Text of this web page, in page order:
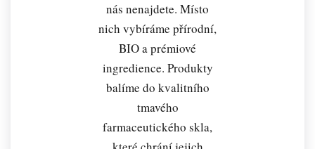
nás nenajdete. Místo
nich vybíráme přírodní,
BIO a prémiové
ingredience. Produkty
balíme do kvalitního
tmavého
farmaceutického skla,